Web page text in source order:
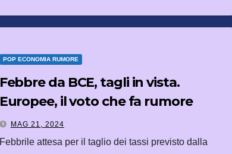
POP ECONOMIA RUMORE
Febbre da BCE, tagli in vista.
Europee, il voto che fa rumore
MAG 21, 2024
Febbrile attesa per il taglio dei tassi previsto dalla